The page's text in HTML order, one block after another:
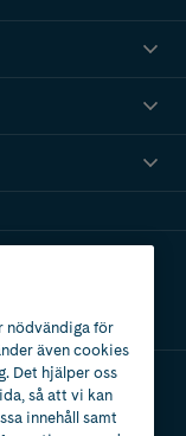
nödvändiga för
även cookies
Det hjälper oss
så att vi kan
innehåll samt